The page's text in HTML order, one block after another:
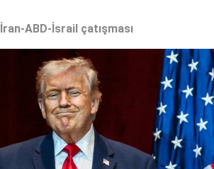
İran-ABD-İsrail çatışması